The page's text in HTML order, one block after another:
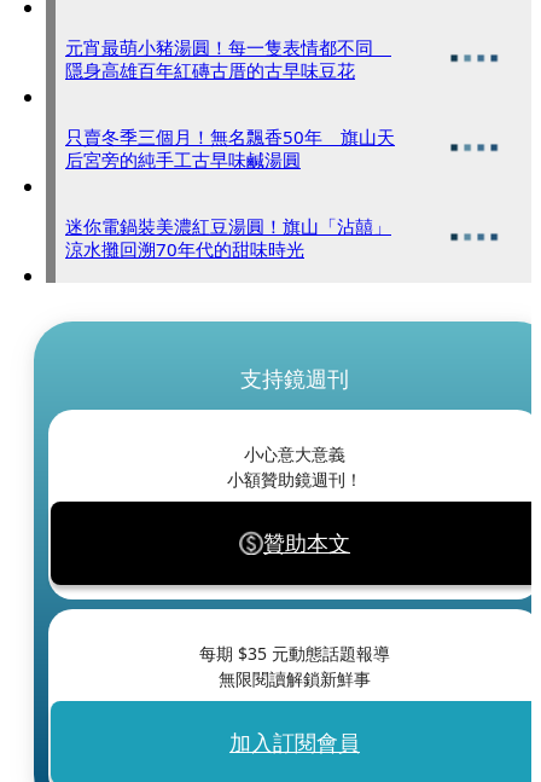
元宵最萌小豬湯圓！每一隻表情都不同
隱身高雄百年紅磚古厝的古早味豆花
只賣冬季三個月！無名飄香50年 旗山天
后宮旁的純手工古早味鹹湯圓
迷你電鍋裝美濃紅豆湯圓！旗山「沾囍」
涼水攤回溯70年代的甜味時光
支持鏡週刊
小心意大意義
小額贊助鏡週刊！
贊助本文
每期 $35 元動態話題報導
無限閱讀解鎖新鮮事
加入訂閱會員